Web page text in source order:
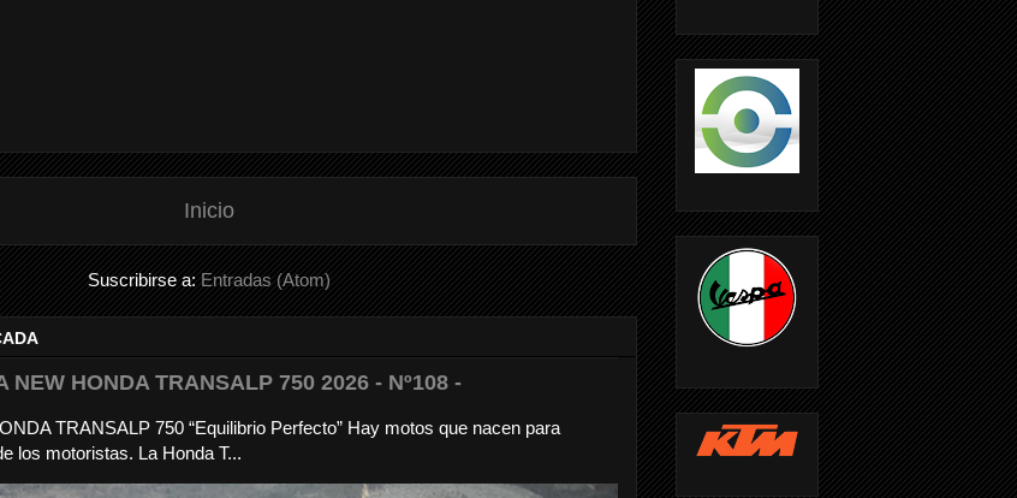
Inicio
Suscribirse a: Entradas (Atom)
NEW HONDA TRANSALP 750 2026 - Nº108 -
TRANSALP 750 “Equilibrio Perfecto” Hay motos que nacen para
los motoristas. La Honda T...